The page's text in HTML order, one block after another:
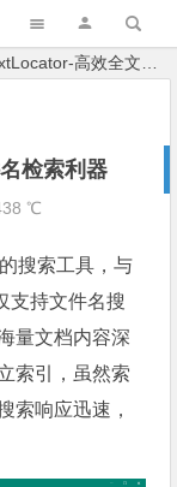
高效全文搜索与文件名检索利器
检索利器
℃
搜索工具，与
支持文件名搜
量文档内容深
索引，虽然索
索响应迅速，